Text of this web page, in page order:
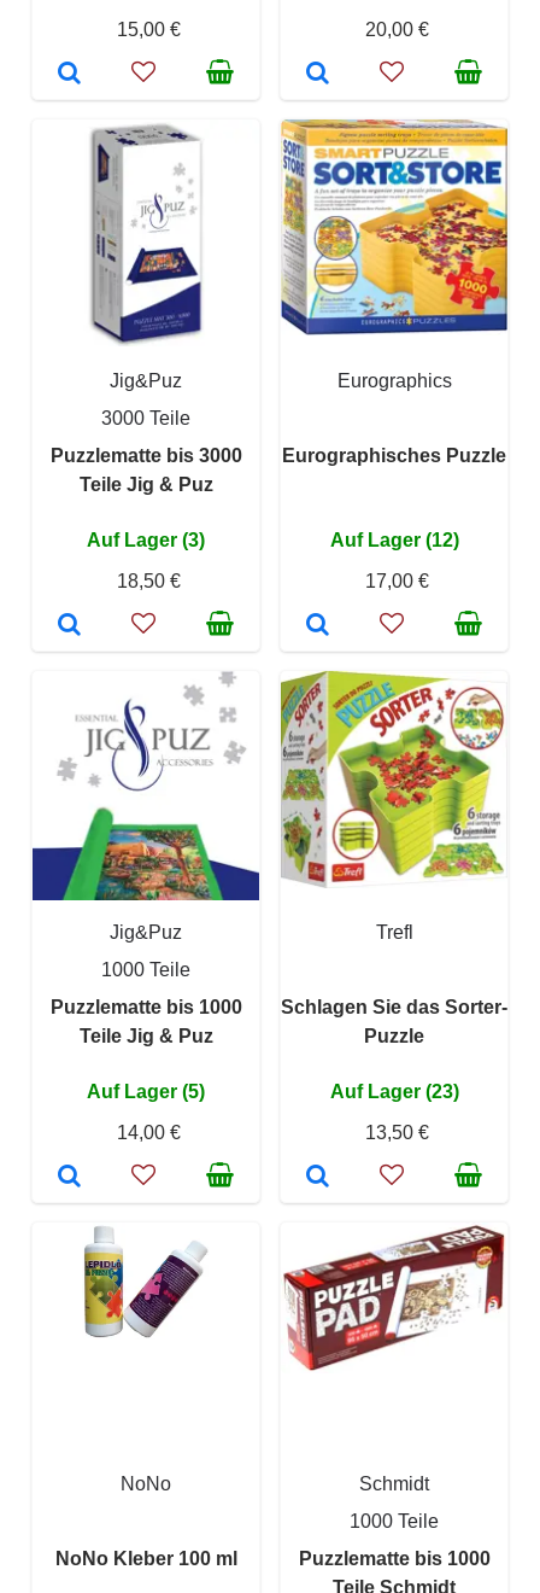
15,00 €
20,00 €
Jig&Puz
3000 Teile
Puzzlematte bis 3000
Teile Jig & Puz
Auf Lager (3)
18,50 €
Eurographics
Eurographisches Puzzle
Auf Lager (12)
17,00 €
Jig&Puz
1000 Teile
Puzzlematte bis 1000
Teile Jig & Puz
Auf Lager (5)
14,00 €
Trefl
Schlagen Sie das Sorter-
Puzzle
Auf Lager (23)
13,50 €
NoNo
NoNo Kleber 100 ml
Schmidt
1000 Teile
Puzzlematte bis 1000
Teile Schmidt